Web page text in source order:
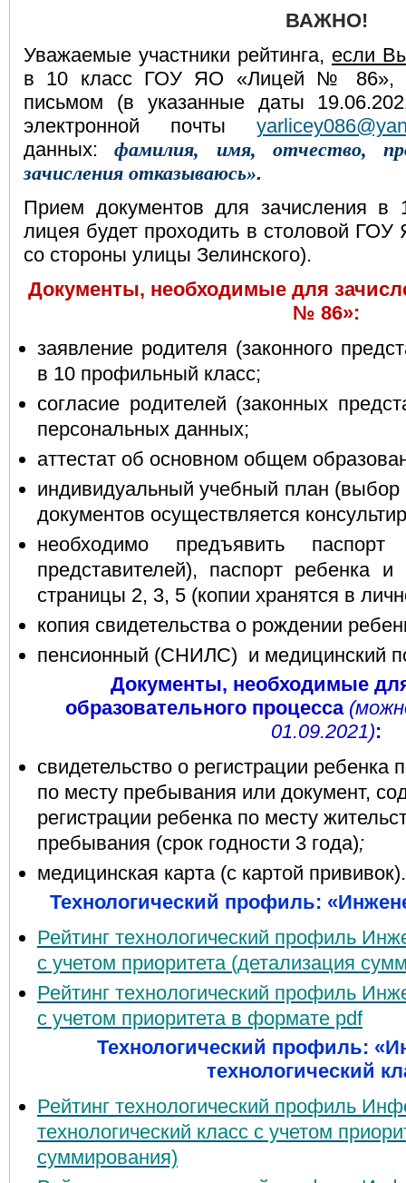
ВАЖНО!
Уважаемые участники рейтинга, если
в 10 класс ГОУ ЯО «Лицей № 86»,
письмом (в указанные даты
электронной почты
данных:
фамилия, имя, отчество,
зачисления отказываюсь».
Прием документов для зачисления в
лицея будет проходить в столовой
со стороны улицы Зелинского).
Документы, необходимые для
№ 86»:
заявление родителя (законного
в 10 профильный класс;
согласие родителей (законных
персональных данных;
аттестат об основном общем
индивидуальный учебный план
документов осуществляется
необходимо предъявить паспорт
представителей), паспорт ребенка и
страницы 2, 3, 5 (копии хранятся в
копия свидетельства о рождении
пенсионный (СНИЛС) и медицинский
Документы, необходимые
образовательного процесса
01.09.2021):
свидетельство о регистрации ребенка
по месту пребывания или документ,
регистрации ребенка по месту
пребывания (срок годности 3 года);
медицинская карта (с картой прививок).
Технологический профиль:
Рейтинг технологический профиль
с учетом приоритета (детализация
Рейтинг технологический профиль
с учетом приоритета в формате pdf
Технологический профиль:
технологический
Рейтинг технологический профиль
технологический класс с учетом
суммирования)